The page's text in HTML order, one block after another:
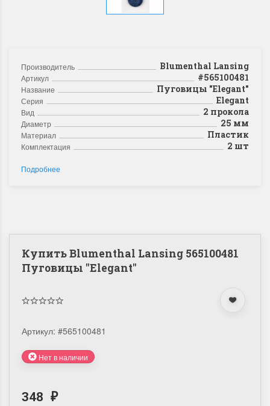
Производитель Blumenthal Lansing
Артикул #565100481
Название Пуговицы "Elegant"
Серия Elegant
Вид 2 прокола
Диаметр 25 мм
Материал Пластик
Комплектация 2 шт
Подробнее
Купить Blumenthal Lansing 565100481
Пуговицы "Elegant"
Артикул: #565100481
Нет в наличии
348 ₽